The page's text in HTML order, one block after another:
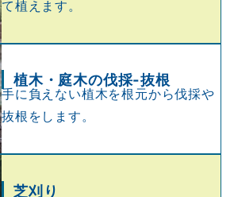
て植えます。
植木・庭木の伐採-抜根
手に負えない植木を根元から伐採や
抜根をします。
芝刈り